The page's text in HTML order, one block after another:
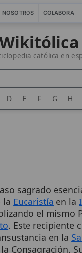
COLABORA
Wikitólica
católica en español
E F G H I
el mismo
. Este recipiente
en la
Su
allá de su función
Pasión de Jesús, el